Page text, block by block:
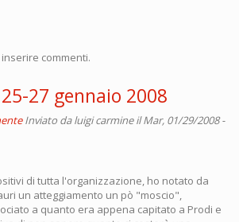
commenti.
27 gennaio 2008
Inviato daluigi carmineil Mar, 01/29/2008 -
di tutta l'organizzazione, ho notato da
un atteggiamento un pò "moscio",
a quanto era appena capitato a Prodi e